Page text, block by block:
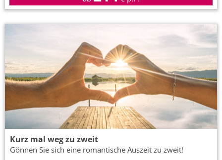
Kurz mal weg zu zweit
Gönnen Sie sich eine romantische Auszeit zu zweit!